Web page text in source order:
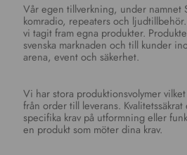
Vår egen tillverkning, under namnet
komradio, repeaters och
vi tagit fram egna produkter.
svenska marknaden och till kunder
arena, event och säkerhet.
Vi har stora produktionsvolymer
från order till leverans.
specifika krav på utformning eller
en produkt som möter dina krav.